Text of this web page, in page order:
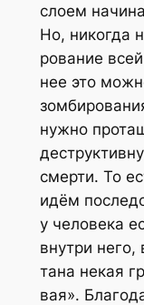
сло­ем
Но, нико­гда
ро­ва­ние
нее это
нуж­но
смер­ти. То
идём
у чело­ве­ка
внут­ри
та­на некая
вая».